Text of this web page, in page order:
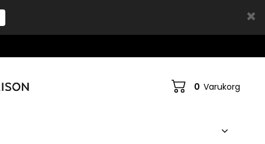
0 Varukorg